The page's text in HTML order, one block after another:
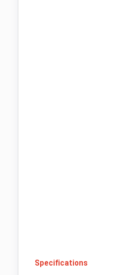
Specifications